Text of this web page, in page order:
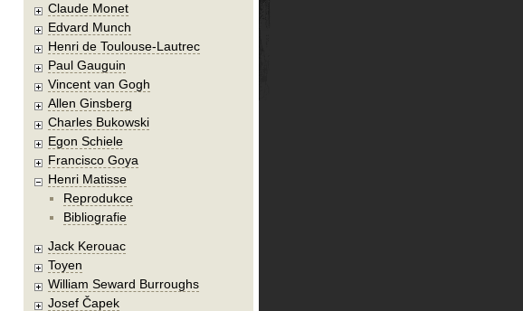
Claude Monet
Edvard Munch
Henri de Toulouse-Lautrec
Paul Gauguin
Vincent van Gogh
Allen Ginsberg
Charles Bukowski
Egon Schiele
Francisco Goya
Henri Matisse
Reprodukce
Bibliografie
Jack Kerouac
Toyen
William Seward Burroughs
Josef Čapek